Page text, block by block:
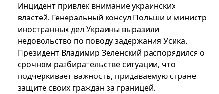
Инцидент привлек внимание украинских
властей. Генеральный консул Польши и министр
иностранных дел Украины выразили
недовольство по поводу задержания Усика.
Президент Владимир Зеленский распорядился о
срочном разбирательстве ситуации, что
подчеркивает важность, придаваемую стране
защите своих граждан за границей.